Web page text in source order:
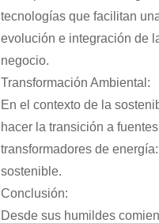
tecnologías que facilitan
evolución e integración de
negocio.
Transformación Ambiental:
En el contexto de la
hacer la transición a
transformadores de
sostenible.
Conclusión:
Desde sus humildes